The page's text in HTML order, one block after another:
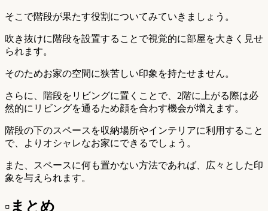
そこで階段が果たす役割についてみていきましょう。
吹き抜けに階段を設置することで視覚的に部屋を大きく見せ
られます。
そのためお家の空間に狭苦しい印象を持たせません。
さらに、階段をリビングに置くことで、2階に上がる際は必
然的にリビングを通るため顔を合わす機会が増えます。
階段の下のスペースを収納場所やインテリアに利用すること
で、よりオシャレなお家にできるでしょう。
また、スペースに何も置かない方法であれば、広々とした印
象を与えられます。
▫︎まとめ